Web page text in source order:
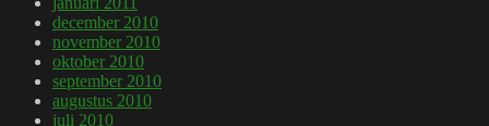
december 2010
november 2010
oktober 2010
september 2010
augustus 2010
juli 2010